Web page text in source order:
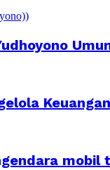
Keuangan
mobil